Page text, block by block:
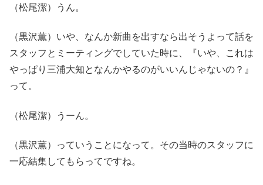
（松尾潔）うん。
（黒沢薫）いや、なんか新曲を出すなら出そうよって話を
スタッフとミーティングでしていた時に、『いや、これは
やっぱり三浦大知となんかやるのがいいんじゃないの？』
って。
（松尾潔）うーん。
（黒沢薫）っていうことになって。その当時のスタッフに
一応結集してもらってですね。